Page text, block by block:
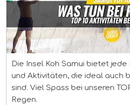
Die Insel Koh Samui bietet
und Aktivitäten, die ideal auch
sind. Viel Spass bei unseren
Regen.